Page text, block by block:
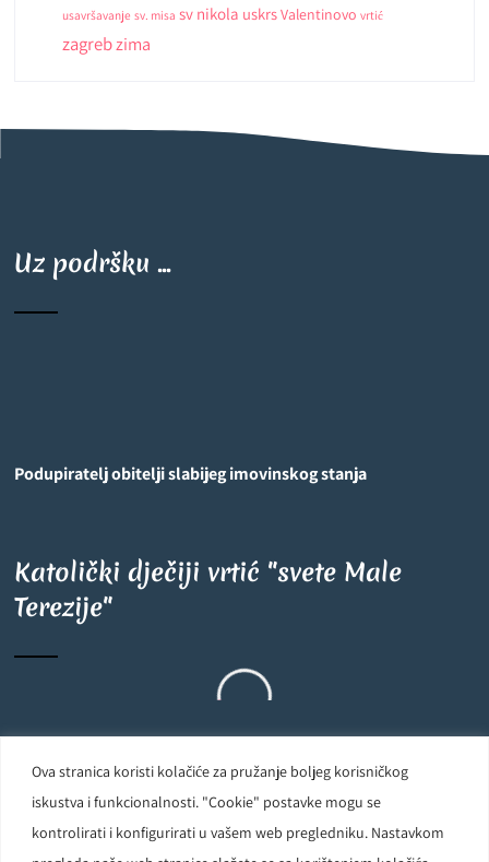
Ova stranica koristi kolačiće za pružanje boljeg korisničkog
iskustva i funkcionalnosti. "Cookie" postavke mogu se
kontrolirati i konfigurirati u vašem web pregledniku. Nastavkom
usavršavanje sv. misa sv nikola uskrsValentinovo vrtić
zagrebzima
Uz podršku ...
Podupiratelj obitelji slabijeg imovinskog stanja
Katolički dječiji vrtić "svete Male
Terezije"
Carmelite Sisters DCJ. Made in Kingdom of God. Since 1891. All
rights reserved.